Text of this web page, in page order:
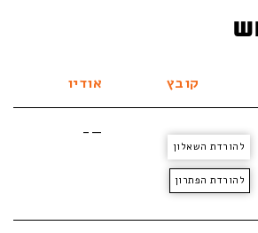
קובץ אודיו
להורדת השאלון
להורדת הפתרון
—-